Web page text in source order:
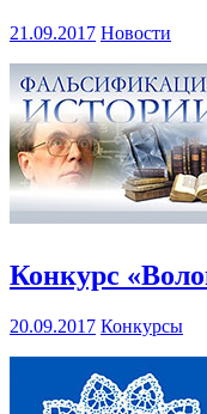
21.09.2017 Новости
Конкурс
20.09.2017 Конкурсы